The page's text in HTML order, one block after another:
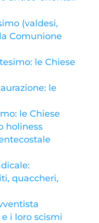
(valdesi,
Comunione
le Chiese
le
le Chiese
holiness
quaccheri,
i loro scismi